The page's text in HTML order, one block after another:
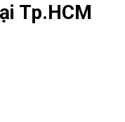
Tp.HCM